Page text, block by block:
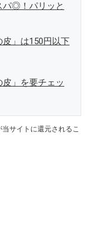
パ◎！パリッと
」は150円以下
皮」を要チェッ
サイトに還元されるこ